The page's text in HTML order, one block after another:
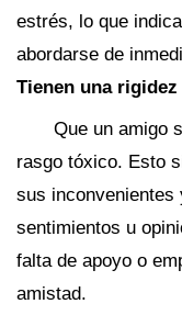
estrés, lo que
abordarse de
Tienen una
Que un amigo
rasgo tóxico. Esto
sus inconvenientes
sentimientos u
falta de apoyo o
amistad.